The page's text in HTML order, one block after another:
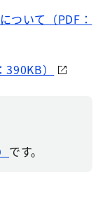
ついて（PDF：
）
です。